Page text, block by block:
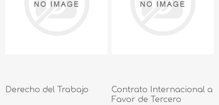
Derecho del Trabajo
Contrato Internacional a
Favor de Tercero